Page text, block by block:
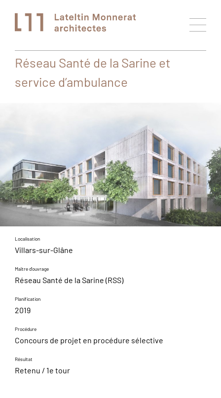
Réseau Santé de la Sarine et
service d’ambulance
Localisation
Villars-sur-Glâne
Maître d'ouvrage
Réseau Santé de la Sarine (RSS)
Planification
2019
Procédure
Concours de projet en procédure sélective
Résultat
Retenu / 1e tour